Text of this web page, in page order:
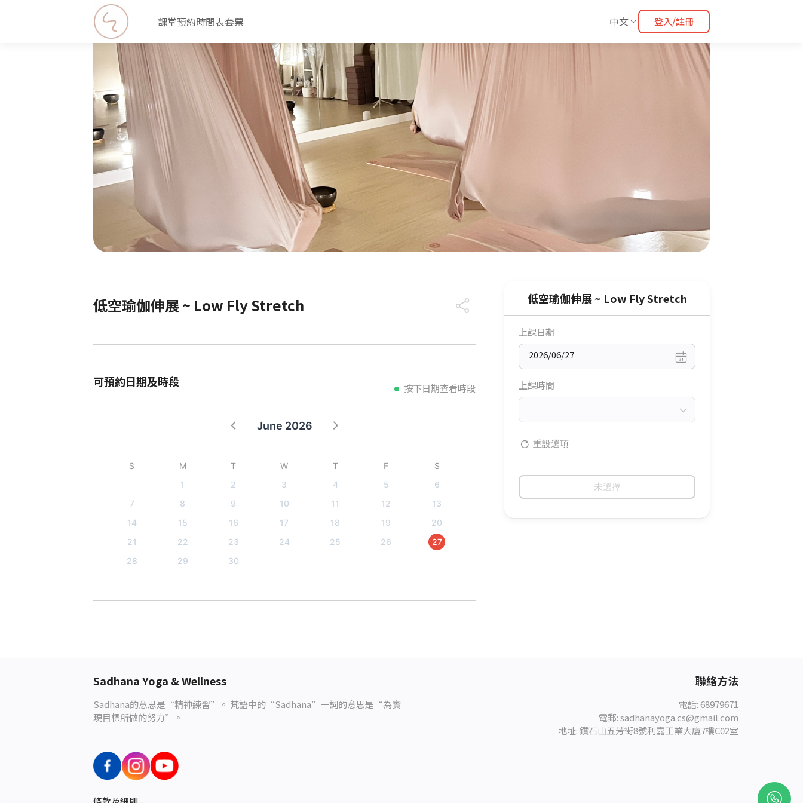
課堂預約時間表套票 中文 登入/註冊
低空瑜伽伸展 ~ Low Fly Stretch
可預約日期及時段 按下日期查看時段
June 2026
S M T W T F
S
1
2 3 4 5
6
7
8 9 10 11 12
13
14
15 16 17 18 19
20
21
22 23 24 25 26
27
28
29 30
低空瑜伽伸展 ~ Low Fly Stretch
上課日期
2026/06/27
上課時間
重設選項
未選擇
Sadhana Yoga & Wellness
Sadhana的意思是 “精神練習” 。 梵語中的 “Sadhana” 一詞的意思是 “為實
現目標所做的努力” 。
聯絡方法
電話: 68979671
電郵: sadhanayoga.cs@gmail.com
地址: 鑽石山五芳街8號利嘉工業大廈7樓C02室